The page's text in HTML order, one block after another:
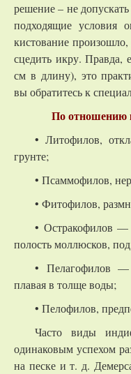
решение – не
подходящие условия
кистование
сцедить икру. Правда,
см в длину), это
вы обратитесь к
По отношению
• Литофилов,
грунте;
• Псаммофилов,
• Фитофилов,
• Остракофилов
полость моллюсков,
• Пелагофилов —
плавая в толще воды;
• Пелофилов,
Часто виды
одинаковым успехом
на песке и т. д.